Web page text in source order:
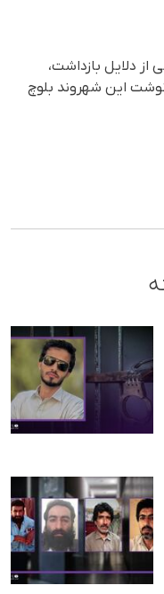
از دلایل بازداشت،
این شهروند بلوچ